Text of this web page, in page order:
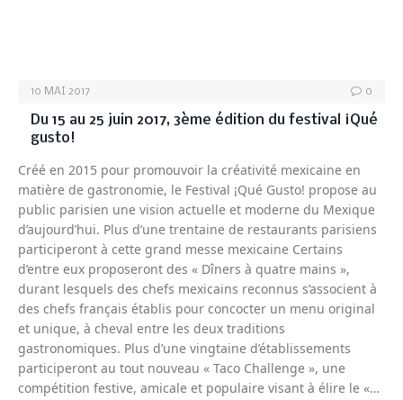
10 MAI 2017 0
Du 15 au 25 juin 2017, 3ème édition du festival ¡Qué
gusto!
Créé en 2015 pour promouvoir la créativité mexicaine en
matière de gastronomie, le Festival ¡Qué Gusto! propose au
public parisien une vision actuelle et moderne du Mexique
d’aujourd’hui. Plus d’une trentaine de restaurants parisiens
participeront à cette grand messe mexicaine Certains
d’entre eux proposeront des « Dîners à quatre mains »,
durant lesquels des chefs mexicains reconnus s’associent à
des chefs français établis pour concocter un menu original
et unique, à cheval entre les deux traditions
gastronomiques. Plus d’une vingtaine d’établissements
participeront au tout nouveau « Taco Challenge », une
compétition festive, amicale et populaire visant à élire le «…